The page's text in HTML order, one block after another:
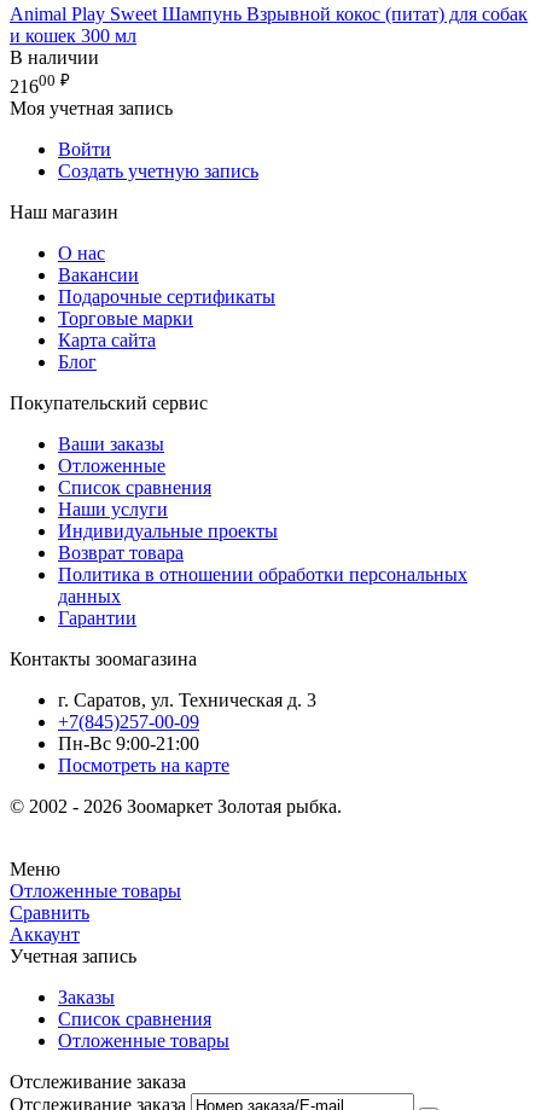
Animal Play Sweet Шампунь Взрывной кокос (питат) для собак
и кошек 300 мл
В наличии
21600 ₽
Моя учетная запись
Войти
Создать учетную запись
Наш магазин
О нас
Вакансии
Подарочные сертификаты
Торговые марки
Карта сайта
Блог
Покупательский сервис
Ваши заказы
Отложенные
Список сравнения
Наши услуги
Индивидуальные проекты
Возврат товара
Политика в отношении обработки персональных
данных
Гарантии
Контакты зоомагазина
г. Саратов, ул. Техническая д. 3
+7(845)257-00-09
Пн-Вс 9:00-21:00
Посмотреть на карте
© 2002 - 2026 Зоомаркет Золотая рыбка.
Меню
Отложенные товары
Сравнить
Аккаунт
Учетная запись
Заказы
Список сравнения
Отложенные товары
Отслеживание заказа
Отслеживание заказа